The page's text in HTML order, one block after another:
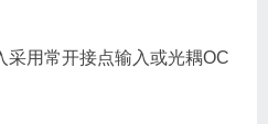
采用常开接点输入或光耦OC